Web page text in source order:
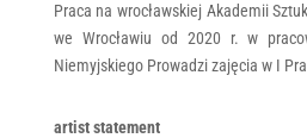
Praca na wrocławskiej Akademii
we Wrocławiu od 2020 r. w
Niemyjskiego Prowadzi zajęcia w I
artist statement